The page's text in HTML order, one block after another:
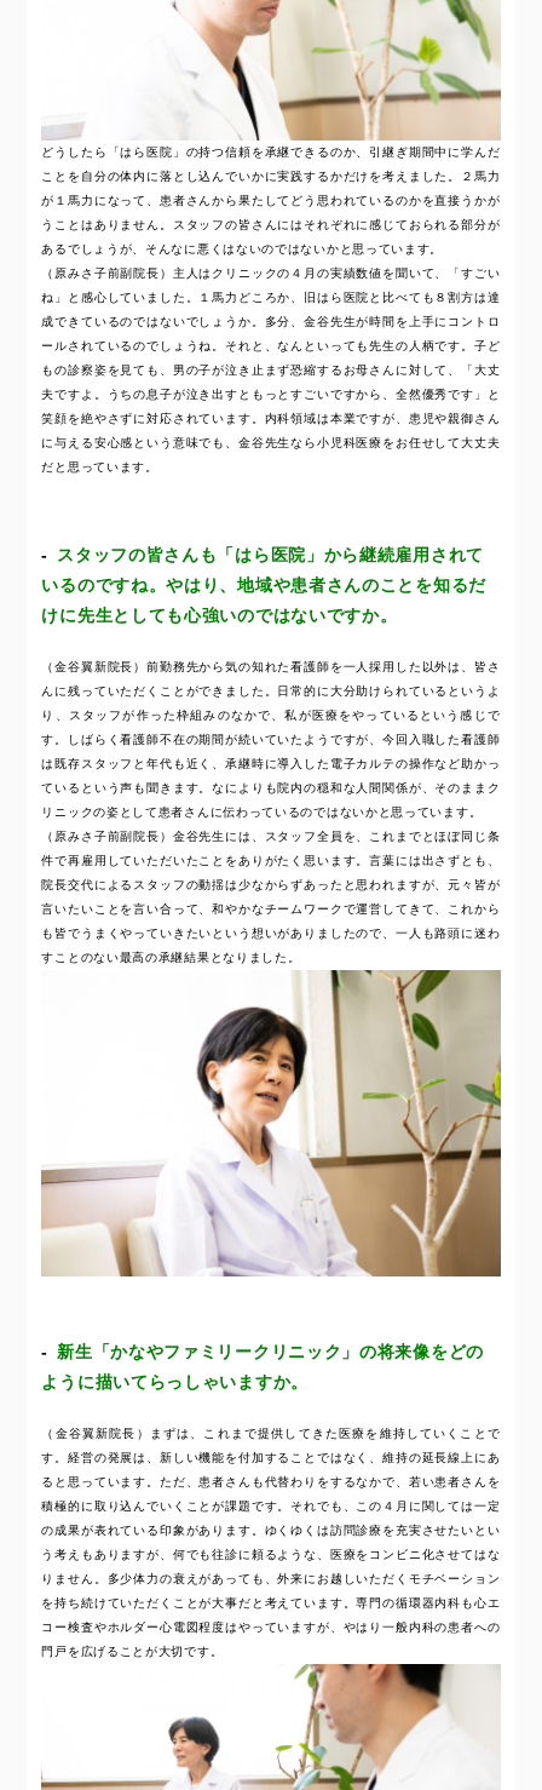
どうしたら「はら医院」の持つ信頼を承継できるのか、引継ぎ期間中に学んだ
ことを自分の体内に落とし込んでいかに実践するかだけを考えました。２馬力
が１馬力になって、患者さんから果たしてどう思われているのかを直接うかが
うことはありません。スタッフの皆さんにはそれぞれに感じておられる部分が
あるでしょうが、そんなに悪くはないのではないかと思っています。
（原みさ子前副院長）主人はクリニックの４月の実績数値を聞いて、「すごい
ね」と感心していました。１馬力どころか、旧はら医院と比べても８割方は達
成できているのではないでしょうか。多分、金谷先生が時間を上手にコントロ
ールされているのでしょうね。それと、なんといっても先生の人柄です。子ど
もの診察姿を見ても、男の子が泣き止まず恐縮するお母さんに対して、「大丈
夫ですよ。うちの息子が泣き出すともっとすごいですから、全然優秀です」と
笑顔を絶やさずに対応されています。内科領域は本業ですが、患児や親御さん
に与える安心感という意味でも、金谷先生なら小児科医療をお任せして大丈夫
だと思っています。
スタッフの皆さんも「はら医院」から継続雇用されて
いるのですね。やはり、地域や患者さんのことを知るだ
けに先生としても心強いのではないですか。
（金谷翼新院長）前勤務先から気の知れた看護師を一人採用した以外は、皆さ
んに残っていただくことができました。日常的に大分助けられているというよ
り、スタッフが作った枠組みのなかで、私が医療をやっているという感じで
す。しばらく看護師不在の期間が続いていたようですが、今回入職した看護師
は既存スタッフと年代も近く、承継時に導入した電子カルテの操作など助かっ
ているという声も聞きます。なによりも院内の穏和な人間関係が、そのままク
リニックの姿として患者さんに伝わっているのではないかと思っています。
（原みさ子前副院長）金谷先生には、スタッフ全員を、これまでとほぼ同じ条
件で再雇用していただいたことをありがたく思います。言葉には出さずとも、
院長交代によるスタッフの動揺は少なからずあったと思われますが、元々皆が
言いたいことを言い合って、和やかなチームワークで運営してきて、これから
も皆でうまくやっていきたいという想いがありましたので、一人も路頭に迷わ
すことのない最高の承継結果となりました。
新生「かなやファミリークリニック」の将来像をどの
ように描いてらっしゃいますか。
（金谷翼新院長）まずは、これまで提供してきた医療を維持していくことで
す。経営の発展は、新しい機能を付加することではなく、維持の延長線上にあ
ると思っています。ただ、患者さんも代替わりをするなかで、若い患者さんを
積極的に取り込んでいくことが課題です。それでも、この４月に関しては一定
の成果が表れている印象があります。ゆくゆくは訪問診療を充実させたいとい
う考えもありますが、何でも往診に頼るような、医療をコンビニ化させてはな
りません。多少体力の衰えがあっても、外来にお越しいただくモチベーション
を持ち続けていただくことが大事だと考えています。専門の循環器内科も心エ
コー検査やホルダー心電図程度はやっていますが、やはり一般内科の患者への
門戸を広げることが大切です。